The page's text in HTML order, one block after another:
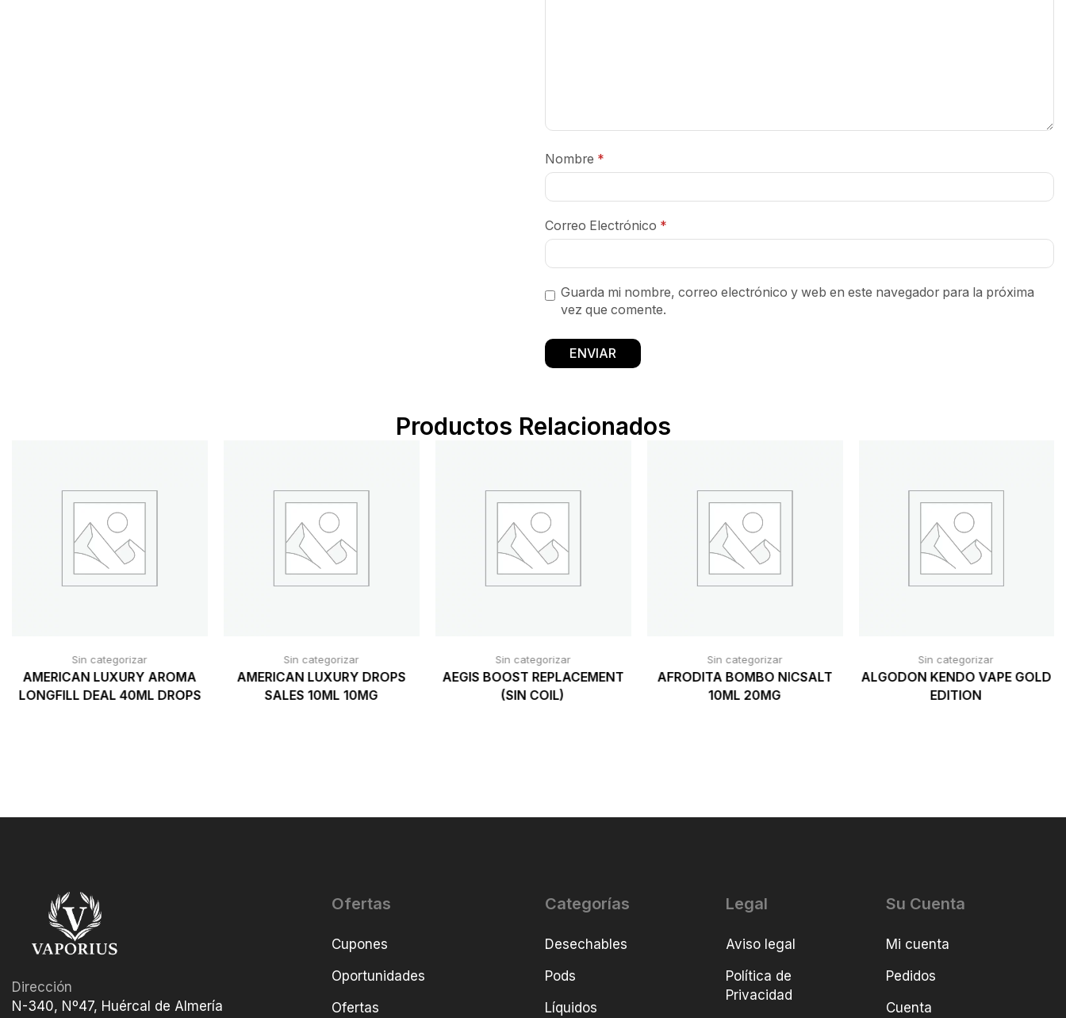
Nombre *
Correo Electrónico *
Guarda mi nombre, correo electrónico y web en este navegador para la próxima
vez que comente.
Productos Relacionados
Sin categorizar
AMERICAN LUXURY AROMA
LONGFILL DEAL 40ML DROPS
Sin categorizar
AMERICAN LUXURY DROPS
SALES 10ML 10MG
Sin categorizar
AEGIS BOOST REPLACEMENT
(SIN COIL)
Sin categorizar
AFRODITA BOMBO NICSALT
10ML 20MG
Sin categorizar
ALGODON KENDO VAPE GOLD
EDITION
Dirección
N-340, Nº47, Huércal de Almería
Ofertas
Cupones
Oportunidades
Ofertas
Categorías
Desechables
Pods
Líquidos
Legal
Aviso legal
Política de
Privacidad
Su Cuenta
Mi cuenta
Pedidos
Cuenta